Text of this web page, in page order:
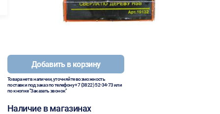
Добавить в корзину
Товара нет в наличии, уточняйте возможность
поставки под заказ по телефону+7 (3822) 52-34-73или
по кнопке "Заказать звонок"
Наличие в магазинах